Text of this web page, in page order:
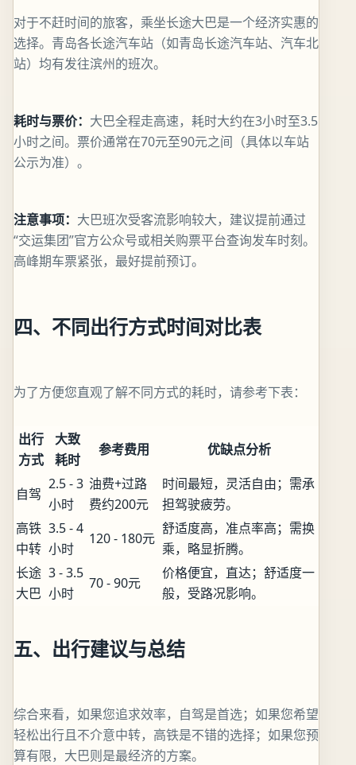
对于不赶时间的旅客，乘坐长途大巴是一个经济实惠的
选择。青岛各长途汽车站（如青岛长途汽车站、汽车北
站）均有发往滨州的班次。
耗时与票价： 大巴全程走高速，耗时大约在3小时至3.5
小时之间。票价通常在70元至90元之间（具体以车站
公示为准）。
注意事项： 大巴班次受客流影响较大，建议提前通过
“交运集团”官方公众号或相关购票平台查询发车时刻。
高峰期车票紧张，最好提前预订。
四、不同出行方式时间对比表
为了方便您直观了解不同方式的耗时，请参考下表：
出行
方式
大致
耗时
参考费用 优缺点分析
自驾
2.5 - 3
小时
油费+过路
费约200元
时间最短，灵活自由；需承
担驾驶疲劳。
高铁
中转
3.5 - 4
小时
120 - 180元
舒适度高，准点率高；需换
乘，略显折腾。
长途
大巴
3 - 3.5
小时
70 - 90元
价格便宜，直达；舒适度一
般，受路况影响。
五、出行建议与总结
综合来看，如果您追求效率，自驾是首选；如果您希望
轻松出行且不介意中转，高铁是不错的选择；如果您预
算有限，大巴则是最经济的方案。